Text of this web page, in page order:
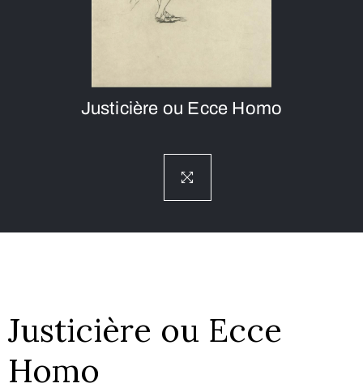
Justicière ou Ecce Homo
Justicière ou Ecce
Homo